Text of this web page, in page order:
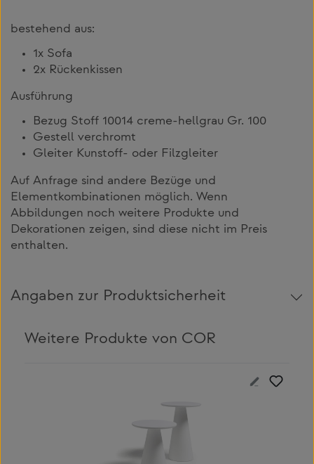
bestehend aus:
1x Sofa
2x Rückenkissen
Ausführung
Bezug Stoff 10014 creme-hellgrau Gr. 100
Gestell verchromt
Gleiter Kunstoff- oder Filzgleiter
Auf Anfrage sind andere Bezüge und
Elementkombinationen möglich. Wenn
Abbildungen noch weitere Produkte und
Dekorationen zeigen, sind diese nicht im Preis
enthalten.
Angaben zur Produktsicherheit
Weitere Produkte von COR